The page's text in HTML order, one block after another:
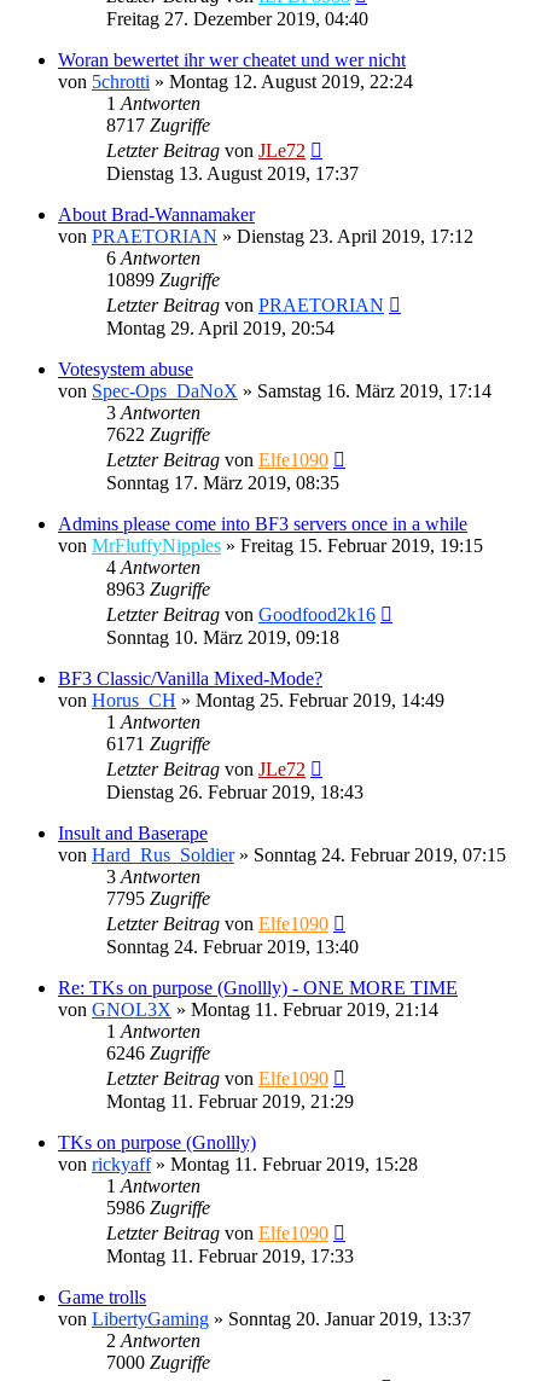
Freitag 27. Dezember 2019, 04:40
Woran bewertet ihr wer cheatet und wer nicht
von 5chrotti » Montag 12. August 2019, 22:24
1 Antworten
8717 Zugriffe
Letzter Beitrag von JLe72
Dienstag 13. August 2019, 17:37
About Brad-Wannamaker
von PRAETORIAN » Dienstag 23. April 2019, 17:12
6 Antworten
10899 Zugriffe
Letzter Beitrag von PRAETORIAN
Montag 29. April 2019, 20:54
Votesystem abuse
von Spec-Ops_DaNoX » Samstag 16. März 2019, 17:14
3 Antworten
7622 Zugriffe
Letzter Beitrag von Elfe1090
Sonntag 17. März 2019, 08:35
Admins please come into BF3 servers once in a while
von MrFluffyNipples » Freitag 15. Februar 2019, 19:15
4 Antworten
8963 Zugriffe
Letzter Beitrag von Goodfood2k16
Sonntag 10. März 2019, 09:18
BF3 Classic/Vanilla Mixed-Mode?
von Horus_CH » Montag 25. Februar 2019, 14:49
1 Antworten
6171 Zugriffe
Letzter Beitrag von JLe72
Dienstag 26. Februar 2019, 18:43
Insult and Baserape
von Hard_Rus_Soldier» Sonntag 24. Februar 2019, 07:15
3 Antworten
7795 Zugriffe
Letzter Beitrag von Elfe1090
Sonntag 24. Februar 2019, 13:40
Re: TKs on purpose (Gnollly) - ONE MORE TIME
von GNOL3X » Montag 11. Februar 2019, 21:14
1 Antworten
6246 Zugriffe
Letzter Beitrag von Elfe1090
Montag 11. Februar 2019, 21:29
TKs on purpose (Gnollly)
von rickyaff» Montag 11. Februar 2019, 15:28
1 Antworten
5986 Zugriffe
Letzter Beitrag von Elfe1090
Montag 11. Februar 2019, 17:33
Game trolls
von LibertyGaming » Sonntag 20. Januar 2019, 13:37
2 Antworten
7000 Zugriffe